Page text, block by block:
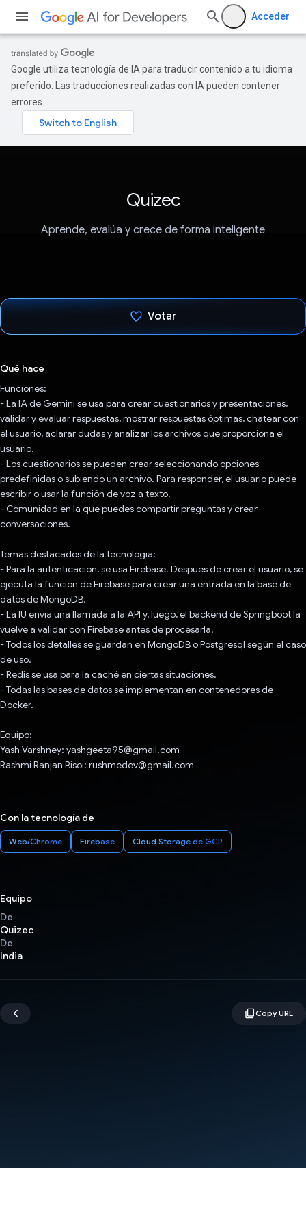
Acceder
Google utiliza tecnología de IA para traducir contenido a tu idioma
preferido. Las traducciones realizadas con IA pueden contener
errores.
Quizec
Aprende, evalúa y crece de forma inteligente
Votar
Qué hace
Funciones:
- La IA de Gemini se usa para crear cuestionarios y presentaciones,
validar y evaluar respuestas, mostrar respuestas óptimas, chatear con
el usuario, aclarar dudas y analizar los archivos que proporciona el
usuario.
- Los cuestionarios se pueden crear seleccionando opciones
predefinidas o subiendo un archivo. Para responder, el usuario puede
escribir o usar la función de voz a texto.
- Comunidad en la que puedes compartir preguntas y crear
conversaciones.
Temas destacados de la tecnología:
- Para la autenticación, se usa Firebase. Después de crear el usuario, se
ejecuta la función de Firebase para crear una entrada en la base de
datos de MongoDB.
- La IU envía una llamada a la API y, luego, el backend de Springboot la
vuelve a validar con Firebase antes de procesarla.
- Todos los detalles se guardan en MongoDB o Postgresql según el caso
de uso.
- Redis se usa para la caché en ciertas situaciones.
- Todas las bases de datos se implementan en contenedores de
Docker.
Equipo:
Yash Varshney: yashgeeta95@gmail.com
Rashmi Ranjan Bisoi: rushmedev@gmail.com
Con la tecnología de
Web/Chrome Firebase Cloud Storage de GCP
Equipo
De
Quizec
De
India